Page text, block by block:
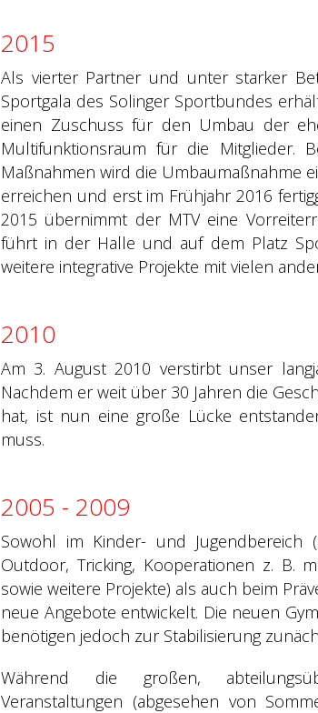
2015
Als vierter Partner und unter starker
Sportgala des Solinger Sportbundes
einen Zuschuss für den Umbau der
Multifunktionsraum für die Mitglieder.
Maßnahmen wird die Umbaumaßnahme
erreichen und erst im Frühjahr 2016
2015 übernimmt der MTV eine
führt in der Halle und auf dem Platz
weitere integrative Projekte mit vielen
2010
Am 3. August 2010 verstirbt unser
Nachdem er weit über 30 Jahren die
hat, ist nun eine große Lücke
muss.
2005 - 2009
Sowohl im Kinder- und Jugendbereich
Outdoor, Tricking, Kooperationen z. B.
sowie weitere Projekte) als auch beim
neue Angebote entwickelt. Die neuen
benötigen jedoch zur Stabilisierung
Während die großen,
Veranstaltungen (abgesehen von